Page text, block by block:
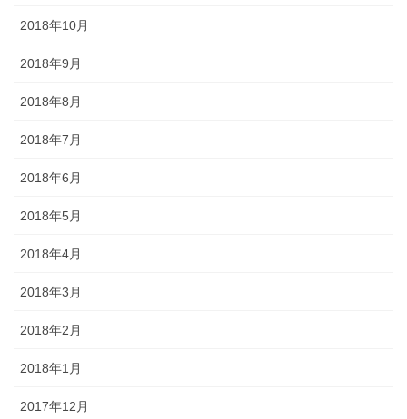
2018年10月
2018年9月
2018年8月
2018年7月
2018年6月
2018年5月
2018年4月
2018年3月
2018年2月
2018年1月
2017年12月